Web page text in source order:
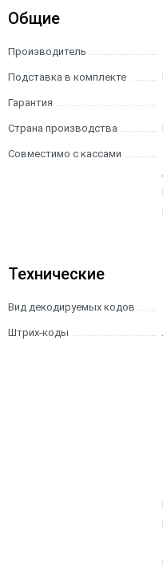
Общие
Производитель
Подставка в комплекте
Гарантия
Страна производства
Совместимо с кассами
Технические
Вид декодируемых кодов
Штрих-коды